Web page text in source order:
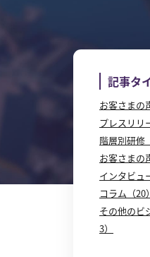
記事タ
お客さまの
プレスリリ
階層別研修
お客さまの
インタビュ
コラム（20）
その他のビ
3）